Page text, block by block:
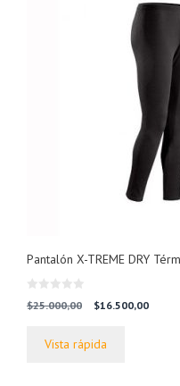
Pantalón X-TREME DRY
0
d
$25.000,00
El
original
era:
$16.500,00El
Vista rápida